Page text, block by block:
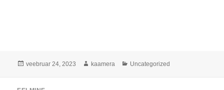
Postitatud
veebruar 24, 2023 Autor
kaamera Rubriigid
Uncategorized